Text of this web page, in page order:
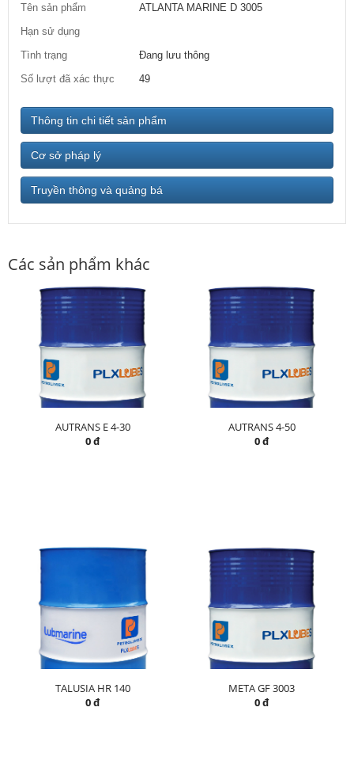
Tên sản phẩm
ATLANTA MARINE D 3005
Hạn sử dụng
Tình trạng
Đang lưu thông
Số lượt đã xác thực
49
Thông tin chi tiết sản phẩm
Cơ sở pháp lý
Truyền thông và quảng bá
Các sản phẩm khác
AUTRANS E 4-30
0 đ
AUTRANS 4-50
0 đ
TALUSIA HR 140
0 đ
META GF 3003
0 đ